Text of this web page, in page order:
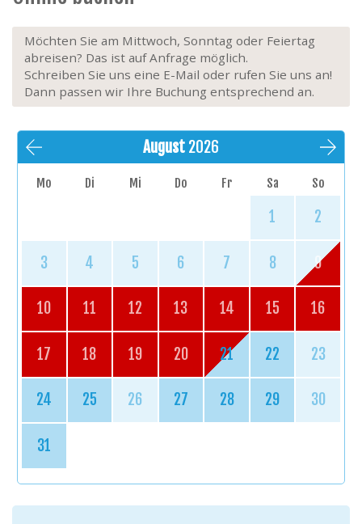
Möchten Sie am Mittwoch, Sonntag oder Feiertag
abreisen? Das ist auf Anfrage möglich.
Schreiben Sie uns eine E-Mail oder rufen Sie uns an!
Dann passen wir Ihre Buchung entsprechend an.
August 2026
Mo Di Mi Do Fr Sa So
1 2
3 4 5 6 7 8 9
10 11 12 13 14 15 16
17 18 19 20 21 22 23
24 25 26 27 28 29 30
31